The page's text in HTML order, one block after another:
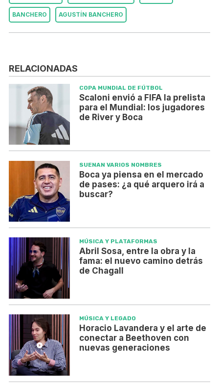
BANCHERO AGUSTÍN BANCHERO
RELACIONADAS
COPA MUNDIAL DE FÚTBOL
Scaloni envió a FIFA la prelista
para el Mundial: los jugadores
de River y Boca
SUENAN VARIOS NOMBRES
Boca ya piensa en el mercado
de pases: ¿a qué arquero irá a
buscar?
MÚSICA Y PLATAFORMAS
Abril Sosa, entre la obra y la
fama: el nuevo camino detrás
de Chagall
MÚSICA Y LEGADO
Horacio Lavandera y el arte de
conectar a Beethoven con
nuevas generaciones